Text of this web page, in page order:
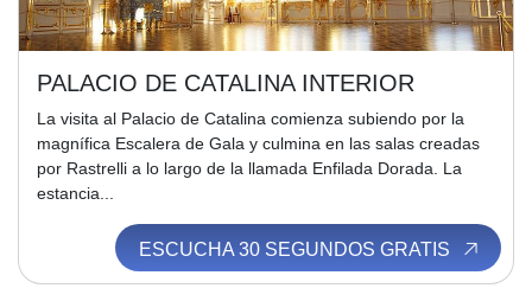
PALACIO DE CATALINA INTERIOR
La visita al Palacio de Catalina comienza subiendo por la
magnífica Escalera de Gala y culmina en las salas creadas
por Rastrelli a lo largo de la llamada Enfilada Dorada. La
estancia...
ESCUCHA 30 SEGUNDOS GRATIS